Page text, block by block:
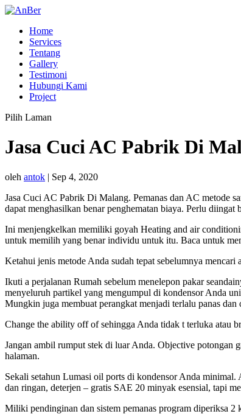
Home
Services
Tentang
Gallery
Testimoni
Hubungi Kami
Project
Pilih Laman
Jasa Cuci AC Pabrik Di
oleh antok | Sep 4, 2020
Jasa Cuci AC Pabrik Di Malang. Pemanas dan AC metode
dapat menghasilkan benar penghematan biaya. Perlu
Ini menjengkelkan memiliki goyah Heating and air
untuk memilih yang benar individu untuk itu. Baca untuk
Ketahui jenis metode Anda sudah tepat sebelumnya
Ikuti a perjalanan Rumah sebelum menelepon pakar
menyeluruh partikel yang mengumpul di kondensor Anda
Mungkin juga membuat perangkat menjadi terlalu panas dan
Change the ability off of sehingga Anda tidak t terluka atau
Jangan ambil rumput stek di luar Anda. Objective potongan
halaman.
Sekali setahun Lumasi oil ports di kondensor Anda
dan ringan, deterjen – gratis SAE 20 minyak esensial, tapi
Miliki pendinginan dan sistem pemanas program diperiksa